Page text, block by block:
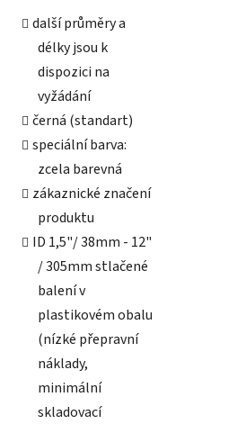
další průměry a
délky jsou k
dispozici na
vyžádání
černá (standart)
speciální barva:
zcela barevná
zákaznické značení
produktu
ID 1,5"/ 38mm - 12"
/ 305mm stlačené
balení v
plastikovém obalu
(nízké přepravní
náklady,
minimální
skladovací